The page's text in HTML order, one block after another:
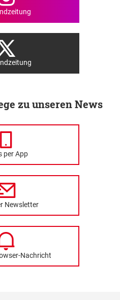
zu unseren News
per App
Newsletter
Nachricht